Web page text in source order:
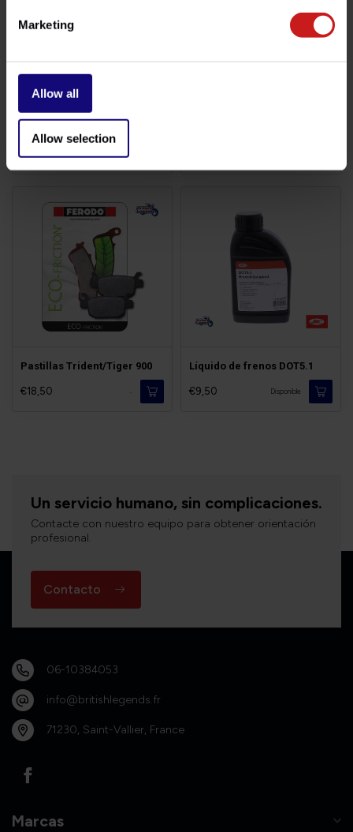
Marketing
Allow all
Allow selection
€139,00 Disponible
Pastillas Trident/Tiger 900
€18,50 -
Líquido de frenos DOT5.1
€9,50 Disponible
Un servicio humano, sin complicaciones.
Contacte con nuestro equipo para obtener orientación
profesional.
Contacto
06-10384053
info@britishlegends.fr
71230, Saint-Vallier, France
Marcas